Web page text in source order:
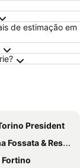
de estimação em
President
& Residence
Fortino